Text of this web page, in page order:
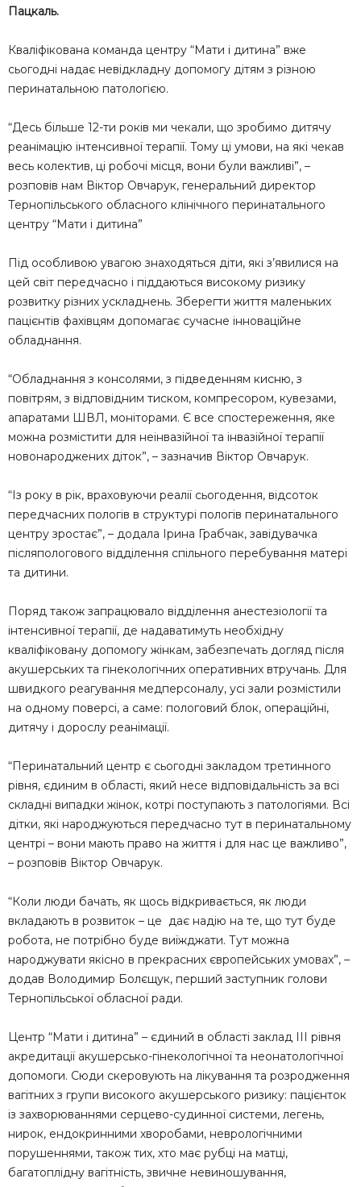
Пацкаль.
Кваліфікована команда центру “Мати і дитина” вже
сьогодні надає невідкладну допомогу дітям з різною
перинатальною патологією.
“Десь більше 12-ти років ми чекали, що зробимо дитячу
реанімацію інтенсивної терапії. Тому ці умови, на які чекав
весь колектив, ці робочі місця, вони були важливі”, –
розповів нам Віктор Овчарук, генеральний директор
Тернопільського обласного клінічного перинатального
центру “Мати і дитина”
Під особливою ​​увагою знаходяться діти, які з’явилися на
цей світ передчасно і піддаються високому ризику
розвитку різних ускладнень. Зберегти життя маленьких
пацієнтів фахівцям допомагає сучасне інноваційне
обладнання.
“Обладнання з консолями, з підведенням кисню, з
повітрям, з відповідним тиском, компресором, кувезами,
апаратами ШВЛ, моніторами. Є все спостереження, яке
можна розмістити для неінвазійної та інвазійної терапії
новонароджених діток”, – зазначив Віктор Овчарук.
“Із року в рік, враховуючи реалії сьогодення, відсоток
передчасних пологів в структурі пологів перинатального
центру зростає”, – додала Ірина Грабчак, завідувачка
післяпологового відділення спільного перебування матері
та дитини.
Поряд також запрацювало відділення анестезіології та
інтенсивної терапії, де надаватимуть необхідну
кваліфіковану допомогу жінкам, забезпечать догляд після
акушерських та гінекологічних оперативних втручань. Для
швидкого реагування медперсоналу, усі зали розмістили
на одному поверсі, а саме: пологовий блок, операційні,
дитячу і дорослу реанімації.
“Перинатальний центр є сьогодні закладом третинного
рівня, єдиним в області, який несе відповідальність за всі
складні випадки жінок, котрі поступають з патологіями. Всі
дітки, які народжуються передчасно тут в перинатальному
центрі – вони мають право на життя і для нас це важливо”,
– розповів Віктор Овчарук.
“Коли люди бачать, як щось відкривається, як люди
вкладають в розвиток – це дає надію на те, що тут буде
робота, не потрібно буде виїжджати. Тут можна
народжувати якісно в прекрасних європейських умовах”, –
додав Володимир Болєщук, перший заступник голови
Тернопільської обласної ради.
Центр “Мати i дитина” – єдиний в області заклад III рiвня
акредитацiї акушерсько-гiнекологiчної та неонатологiчної
допомоги. Сюди скеровують на лікування та розродження
вагітних з групи високого акушерського ризику: пацієнток
із захворюваннями серцево-судинної системи, легень,
нирок, ендокринними хворобами, неврологічними
порушеннями, також тих, хто має рубці на матці,
багатоплідну вагітність, звичне невиношування,